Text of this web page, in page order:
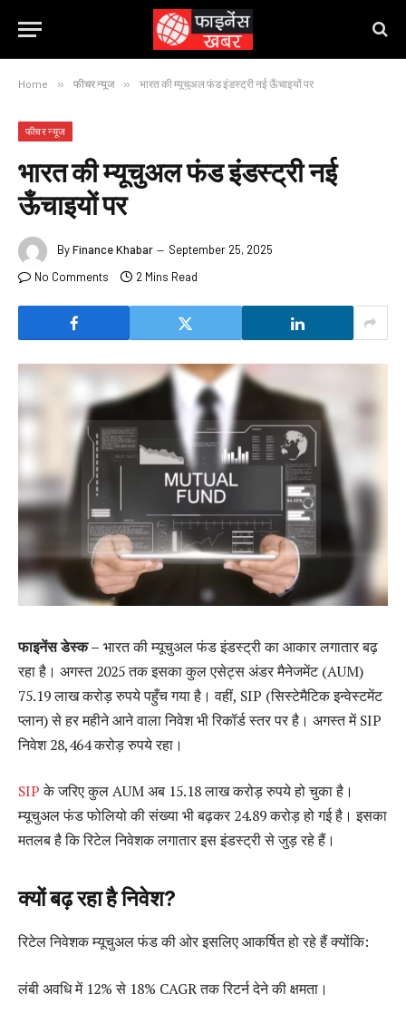
Home » फीचर न्यूज » भारत की म्यूचुअल फंड इंडस्ट्री नई ऊँचाइयों पर
फीचर न्यूज
भारत की म्यूचुअल फंड इंडस्ट्री नई
ऊँचाइयों पर
ByFinance Khabar
September 25, 2025
No Comments
2 Mins Read
फाइनेंस डेस्क – भारत की म्यूचुअल फंड इंडस्ट्री का आकार लगातार बढ़
रहा है। अगस्त 2025 तक इसका कुल एसेट्स अंडर मैनेजमेंट (AUM)
75.19 लाख करोड़ रुपये पहुँच गया है। वहीं, SIP (सिस्टेमैटिक इन्वेस्टमेंट
प्लान) से हर महीने आने वाला निवेश भी रिकॉर्ड स्तर पर है। अगस्त में SIP
निवेश 28,464 करोड़ रुपये रहा।
SIPके जरिए कुल AUM अब 15.18 लाख करोड़ रुपये हो चुका है।
म्यूचुअल फंड फोलियो की संख्या भी बढ़कर 24.89 करोड़ हो गई है। इसका
मतलब है कि रिटेल निवेशक लगातार इस इंडस्ट्री से जुड़ रहे हैं।
क्यों बढ़ रहा है निवेश?
रिटेल निवेशक म्यूचुअल फंड की ओर इसलिए आकर्षित हो रहे हैं क्योंकि:
लंबी अवधि में 12% से 18% CAGR तक रिटर्न देने की क्षमता।